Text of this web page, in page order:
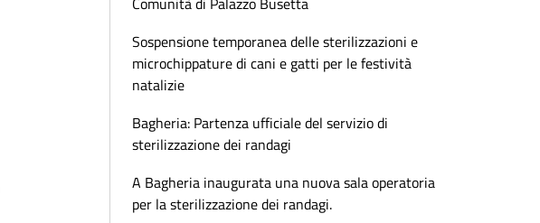
Sospensione temporanea delle sterilizzazioni e
microchippature di cani e gatti per le festività
natalizie
Bagheria: Partenza ufficiale del servizio di
sterilizzazione dei randagi
A Bagheria inaugurata una nuova sala operatoria
per la sterilizzazione dei randagi.